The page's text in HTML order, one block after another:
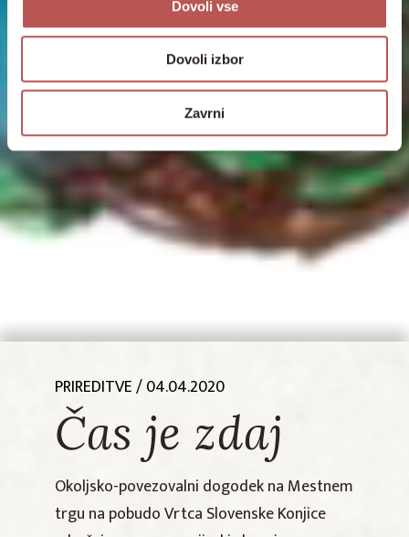
Dovoli vse
Dovoli izbor
Zavrni
PRIREDITVE/ 04.04.2020
Čas je zdaj
Okoljsko-povezovalni dogodek na Mestnem
trgu na pobudo Vrtca Slovenske Konjice